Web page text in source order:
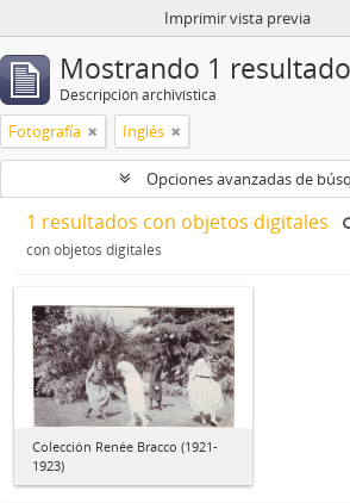
Imprimir vista previa
Mostrando 1
Descripción archivística
Fotografía Inglés
Opciones avanzadas de
1 resultados con objetos digitales
con objetos digitales
Colección Renée Bracco (1921-
1923)